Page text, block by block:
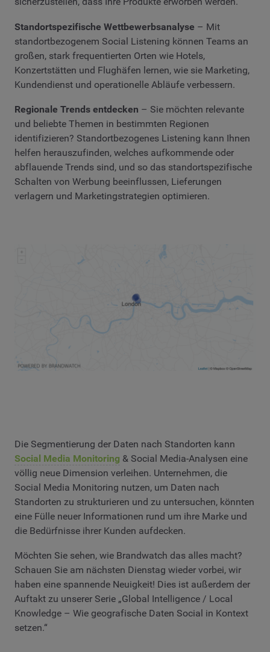
Standortspezifische Wettbewerbsanalyse – Mit
standortbezogenem Social Listening können Teams an
großen, stark frequentierten Orten wie Hotels,
Konzertstätten und Flughäfen lernen, wie sie Marketing,
Kundendienst und operationelle Abläufe verbessern.
Regionale Trends entdecken – Sie möchten relevante
und beliebte Themen in bestimmten Regionen
identifizieren? Standortbezogenes Listening kann Ihnen
helfen herauszufinden, welches aufkommende oder
abflauende Trends sind, und so das standortspezifische
Schalten von Werbung beeinflussen, Lieferungen
verlagern und Marketingstrategien optimieren.
Die Segmentierung der Daten nach Standorten kann
Social Media Monitoring & Social Media-Analysen eine
völlig neue Dimension verleihen. Unternehmen, die
Social Media Monitoring nutzen, um Daten nach
Standorten zu strukturieren und zu untersuchen, könnten
eine Fülle neuer Informationen rund um ihre Marke und
die Bedürfnisse ihrer Kunden aufdecken.
Möchten Sie sehen, wie Brandwatch das alles macht?
Schauen Sie am nächsten Dienstag wieder vorbei, wir
haben eine spannende Neuigkeit! Dies ist außerdem der
Auftakt zu unserer Serie „Global Intelligence / Local
Knowledge – Wie geografische Daten Social in Kontext
setzen.“